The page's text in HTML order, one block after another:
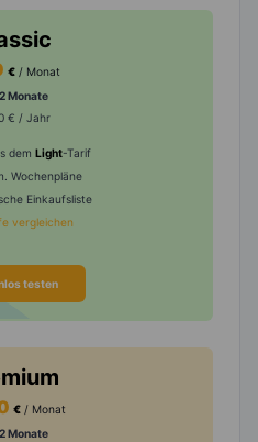
€ / Monat
Monate
€ / Jahr
dem Light-Tarif
Wochenpläne
Einkaufsliste
vergleichen
testen
€ / Monat
Monate